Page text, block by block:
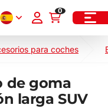
0
para coches
de goma
larga SUV